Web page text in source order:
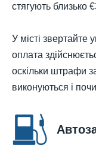
стягують близько
У місті звертайте
оплата
оскільки штрафи
виконуються і